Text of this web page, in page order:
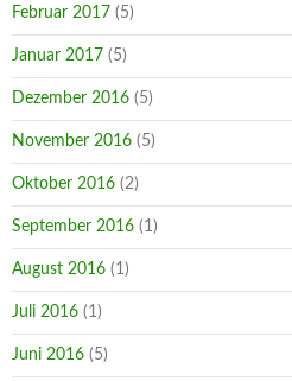
Februar 2017 (5)
Januar 2017 (5)
Dezember 2016 (5)
November 2016 (5)
Oktober 2016 (2)
September 2016 (1)
August 2016 (1)
Juli 2016 (1)
Juni 2016 (5)